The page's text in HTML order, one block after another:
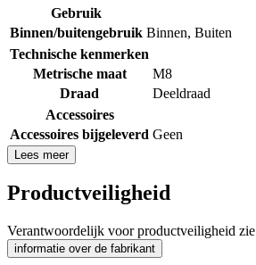
Gebruik
Binnen/buitengebruik Binnen, Buiten
Technische kenmerken
Metrische maat
M8
Draad
Deeldraad
Accessoires
Accessoires bijgeleverd Geen
Lees meer
Productveiligheid
Verantwoordelijk voor productveiligheid zie
informatie over de fabrikant